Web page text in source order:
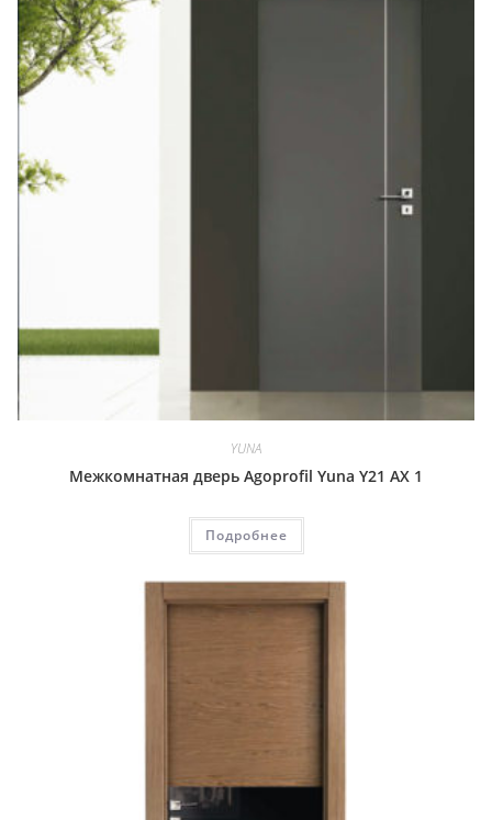
YUNA
Межкомнатная дверь Agoprofil Yuna Y21 AX 1
Подробнее